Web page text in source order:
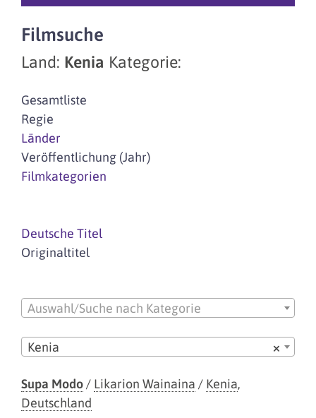
Filmsuche
Land: Kenia Kategorie:
Gesamtliste
Regie
Länder
Veröffentlichung (Jahr)
Filmkategorien
Deutsche Titel
Originaltitel
Auswahl/Suche nach Kategorie
×
Kenia
Supa Modo/ Likarion Wainaina / Kenia,
Deutschland